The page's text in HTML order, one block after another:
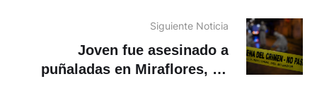
Siguiente Noticia
Joven fue asesinado a
puñaladas en Miraflores, en